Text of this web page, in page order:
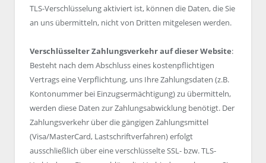
TLS-Verschlüsselung aktiviert ist, können die Daten, die Sie
an uns übermitteln, nicht von Dritten mitgelesen werden.
Verschlüsselter Zahlungsverkehr auf dieser Website:
Besteht nach dem Abschluss eines kostenpflichtigen
Vertrags eine Verpflichtung, uns Ihre Zahlungsdaten (z.B.
Kontonummer bei Einzugsermächtigung) zu übermitteln,
werden diese Daten zur Zahlungsabwicklung benötigt. Der
Zahlungsverkehr über die gängigen Zahlungsmittel
(Visa/MasterCard, Lastschriftverfahren) erfolgt
ausschließlich über eine verschlüsselte SSL- bzw. TLS-